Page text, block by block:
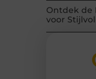
Ontdek de
voor